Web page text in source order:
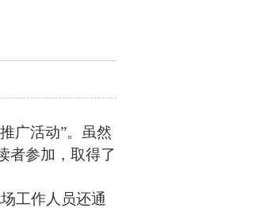
广活动”。虽然
者参加，取得了
工作人员还通